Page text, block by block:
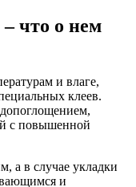
что о нем
и влаге,
клеев.
с повышенной
а в случае укладки
и